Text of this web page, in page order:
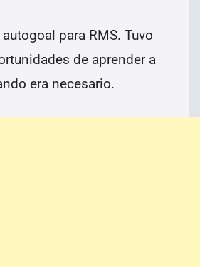
para RMS. Tuvo
de aprender a
era necesario.